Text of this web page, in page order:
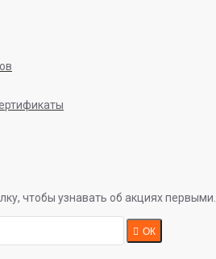
чтобы узнавать об акциях первыми.
ОК